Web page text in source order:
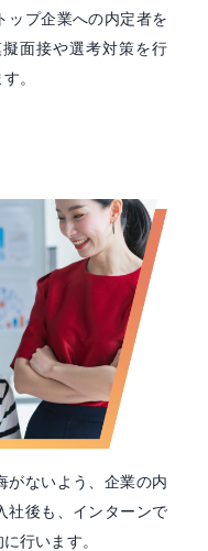
ップ企業への内定者を
面接や選考対策を行
。
がないよう、企業の内
社後も、インターンで
行います。